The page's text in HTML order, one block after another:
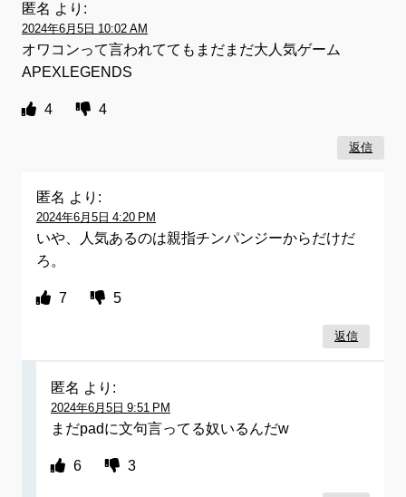
匿名 より:
2024年6月5日 10:02 AM
オワコンって言われててもまだまだ大人気ゲーム
APEXLEGENDS
4 4
返信
匿名 より:
2024年6月5日 4:20 PM
いや、人気あるのは親指チンパンジーからだけだ
ろ。
7 5
返信
匿名 より:
2024年6月5日 9:51 PM
まだpadに文句言ってる奴いるんだw
6 3